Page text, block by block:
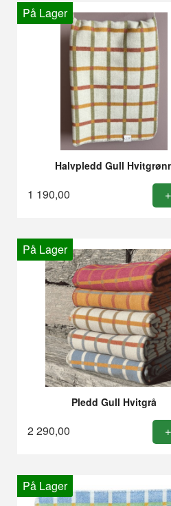
På Lager
Halvpledd Gull
1 190,00
På Lager
Pledd Gull Hvitgrå
2 290,00
På Lager